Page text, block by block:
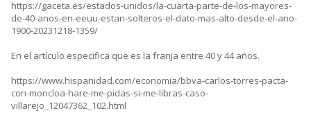
https://gaceta.es/estados-unidos/la-cuarta-parte-de-los-mayores-
de-40-anos-en-eeuu-estan-solteros-el-dato-mas-alto-desde-el-ano-
1900-20231218-1359/
En el artículo especifica que es la franja entre 40 y 44 años.
https://www.hispanidad.com/economia/bbva-carlos-torres-pacta-
con-moncloa-hare-me-pidas-si-me-libras-caso-
villarejo_12047362_102.html